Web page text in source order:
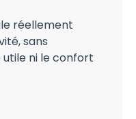
réellement
sans
ni le confort